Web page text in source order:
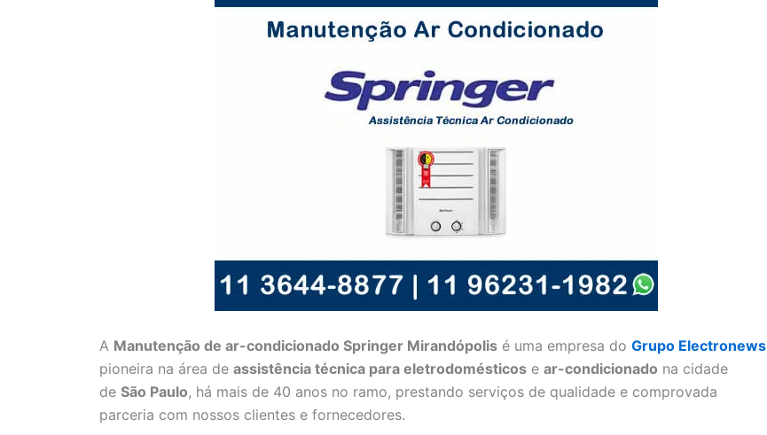
A Manutenção de ar-condicionado Springer Mirandópolis é uma empresa do Grupo Electronews
pioneira na área de assistência técnica para eletrodomésticos e ar-condicionado na cidade
de São Paulo, há mais de 40 anos no ramo, prestando serviços de qualidade e comprovada
parceria com nossos clientes e fornecedores.